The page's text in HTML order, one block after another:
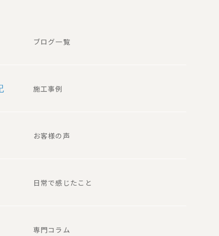
ブログ一覧
施工事例
お客様の声
日常で感じたこと
専門コラム